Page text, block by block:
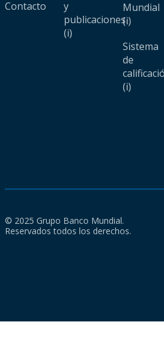
Contacto
y
publicaciones
(i)
Mundial
(i)
Sistema
de
(i)
© 2025 Grupo Banco Mundial.
Reservados todos los derechos.